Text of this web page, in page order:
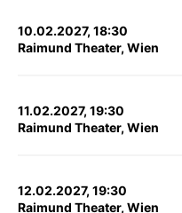
10.02.2027, 18:30
Raimund Theater, Wien
11.02.2027, 19:30
Raimund Theater, Wien
12.02.2027, 19:30
Raimund Theater, Wien